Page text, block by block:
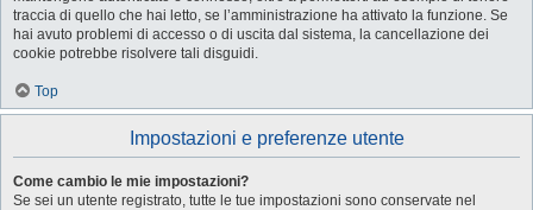
traccia di quello che hai letto, se l’amministrazione ha attivato la funzione. Se
hai avuto problemi di accesso o di uscita dal sistema, la cancellazione dei
cookie potrebbe risolvere tali disguidi.
Top
Impostazioni e preferenze utente
Come cambio le mie impostazioni?
Se sei un utente registrato, tutte le tue impostazioni sono conservate nel